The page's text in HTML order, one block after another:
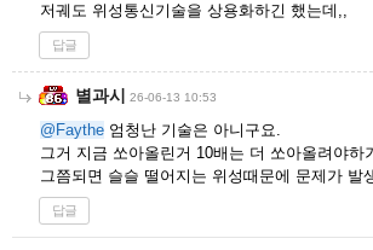
저궤도 위성통신기술을 상용화하긴 했는데,,
답글
별과시 26-06-13 10:53
@Faythe 엄청난 기술은 아니구요.
그거 지금 쏘아올린거 10배는 더 쏘아올려야하
그쯤되면 슬슬 떨어지는 위성때문에 문제가 발
답글